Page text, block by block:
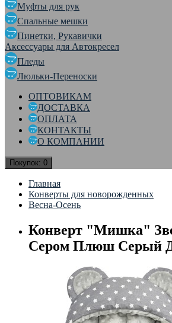
Муфты для рук
Спальные мешки
Пинетки, Рукавички
Аксессуары для Автокресел
Пледы
Люльки-Переноски
ОПТОВИКАМ
ДОСТАВКА
ОПЛАТА
КОНТАКТЫ
О КОМПАНИИ
Покупок: 0
Главная
Конверты для новорожденных
Весна-Осень
Конверт "Мишка"
Сером Плюш Серый